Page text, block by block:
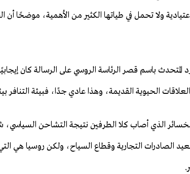
ولا تحمل في طياتها الكثير من الأهمية، موضحًا أن
باسم قصر الرئاسة الروسي على الرسالة كان
الحيوية القديمة، وهذا عادي جدًا، فبيئة التنافر
الذي أصاب كلا الطرفين نتيجة التشاحن السياسي،
الصادرات التجارية وقطاع السياح، ولكن روسيا هي